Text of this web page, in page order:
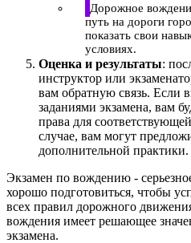
Дорожное
путь на дороги
показать свои
условиях.
Оценка и результаты:
инструктор или
вам обратную связь. Если
заданиями экзамена, вам
права для
случае, вам могут
дополнительной практики.
Экзамен по вождению -
хорошо подготовиться, чтобы
всех правил дорожного
вождения имеет решающее
экзамена.